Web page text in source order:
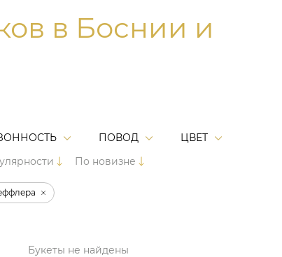
в Боснии и
ПОВОД
ЦВЕТ
По новизне
Букеты не найдены